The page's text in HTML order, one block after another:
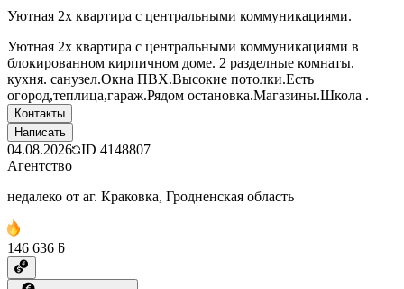
Уютная 2х квартира с центральными коммуникациями.
Уютная 2х квартира с центральными коммуникациями в
блокированном кирпичном доме. 2 разделные комнаты.
кухня. санузел.Окна ПВХ.Высокие потолки.Есть
огород,теплица,гараж.Рядом остановка.Магазины.Школа .
Контакты
Написать
04.08.2026 ID 4148807
Агентство
недалеко от аг. Краковка, Гродненская область
146 636 ƃ